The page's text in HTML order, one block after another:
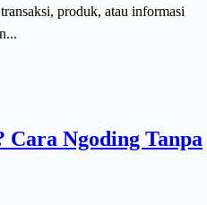
produk, atau informasi
Cara Ngoding Tanpa